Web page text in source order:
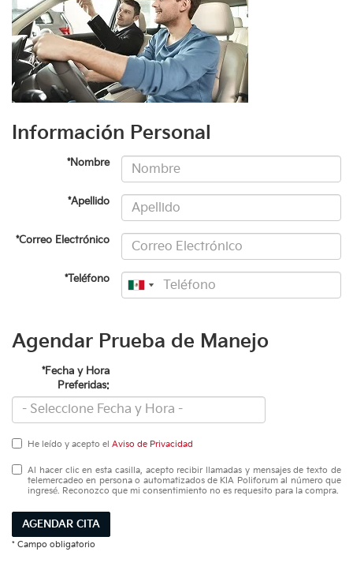
Información Personal
*Nombre
*Apellido
*Correo Electrónico
*Teléfono
Agendar Prueba de Manejo
*Fecha y Hora
Preferidas:
He leído y acepto el Aviso de Privacidad
Al hacer clic en esta casilla, acepto recibir llamadas y mensajes de texto de
telemercadeo en persona o automatizados de KIA Poliforum al número que
ingresé. Reconozco que mi consentimiento no es requesito para la compra.
AGENDAR CITA
* Campo obligatorio